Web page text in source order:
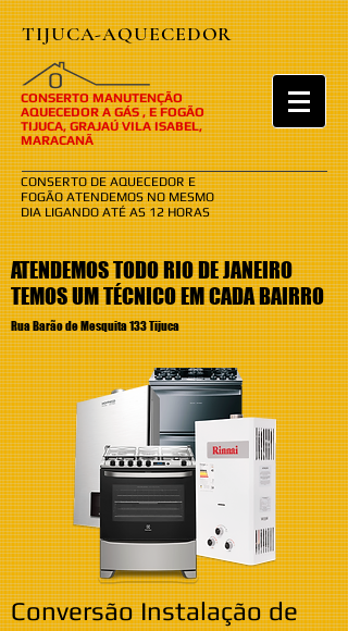
TIJUCA-AQUECEDOR
​​O
CONSERTO MANUTENÇÃO
AQUECEDOR A GÁS , E FOGÃO
TIJUCA, GRAJAÚ VILA ISABEL,
MARACANÃ
CONSERTO DE AQUECEDOR E
FOGÃO ATENDEMOS NO MESMO
DIA LIGANDO ATÉ AS 12 HORAS
ATENDEMOS TODO RIO DE JANEIRO
TEMOS UM TÉCNICO EM CADA BAIRRO
Rua Barão de Mesquita 133 Tijuca
Conversão Instalação de